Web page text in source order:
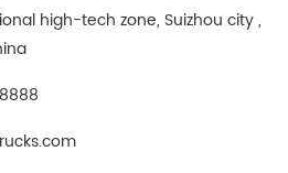
Fahrgestellen.
high-tech zone, Suizhou city ,